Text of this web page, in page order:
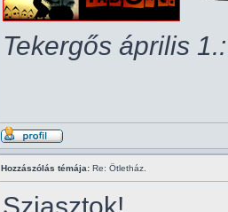
Tekergős április 1.:
Hozzászólás témája: Re: Ötletház.